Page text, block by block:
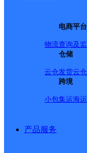
电商平台
物流查询及
仓储
云仓发货云
跨境
小包集运海
产品服务
网点地址：贵州省
网点负责人：